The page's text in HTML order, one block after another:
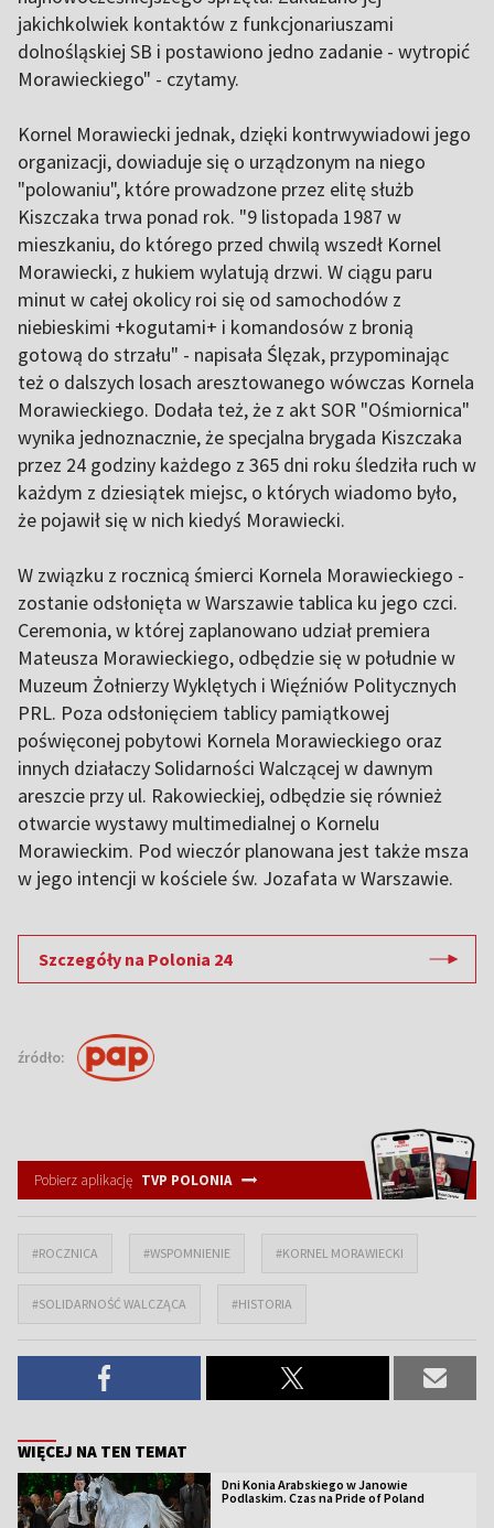
jakichkolwiek kontaktów z funkcjonariuszami
dolnośląskiej SB i postawiono jedno zadanie - wytropić
Morawieckiego" - czytamy.
Kornel Morawiecki jednak, dzięki kontrwywiadowi jego
organizacji, dowiaduje się o urządzonym na niego
"polowaniu", które prowadzone przez elitę służb
Kiszczaka trwa ponad rok. "9 listopada 1987 w
mieszkaniu, do którego przed chwilą wszedł Kornel
Morawiecki, z hukiem wylatują drzwi. W ciągu paru
minut w całej okolicy roi się od samochodów z
niebieskimi +kogutami+ i komandosów z bronią
gotową do strzału" - napisała Ślęzak, przypominając
też o dalszych losach aresztowanego wówczas Kornela
Morawieckiego. Dodała też, że z akt SOR "Ośmiornica"
wynika jednoznacznie, że specjalna brygada Kiszczaka
przez 24 godziny każdego z 365 dni roku śledziła ruch w
każdym z dziesiątek miejsc, o których wiadomo było,
że pojawił się w nich kiedyś Morawiecki.
W związku z rocznicą śmierci Kornela Morawieckiego -
zostanie odsłonięta w Warszawie tablica ku jego czci.
Ceremonia, w której zaplanowano udział premiera
Mateusza Morawieckiego, odbędzie się w południe w
Muzeum Żołnierzy Wyklętych i Więźniów Politycznych
PRL. Poza odsłonięciem tablicy pamiątkowej
poświęconej pobytowi Kornela Morawieckiego oraz
innych działaczy Solidarności Walczącej w dawnym
areszcie przy ul. Rakowieckiej, odbędzie się również
otwarcie wystawy multimedialnej o Kornelu
Morawieckim. Pod wieczór planowana jest także msza
w jego intencji w kościele św. Jozafata w Warszawie.
Szczegóły na Polonia 24
źródło:
Pobierz aplikację TVP POLONIA
#ROCZNICA #WSPOMNIENIE #KORNEL MORAWIECKI
#SOLIDARNOŚĆ WALCZĄCA #HISTORIA
WIĘCEJ NA TEN TEMAT
Dni Konia Arabskiego w Janowie
Podlaskim. Czas na Pride of Poland